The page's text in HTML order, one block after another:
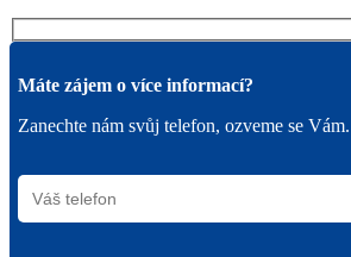
Máte zájem o více informací?
Zanechte nám svůj telefon, ozveme se Vám.